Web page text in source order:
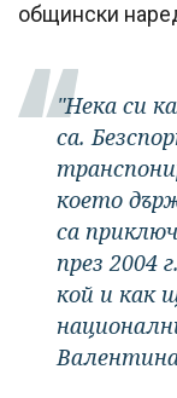
общински
"Нека си
са.
което
са
през 2004
кой и как